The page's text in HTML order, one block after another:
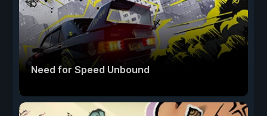
Need for Speed Unbound